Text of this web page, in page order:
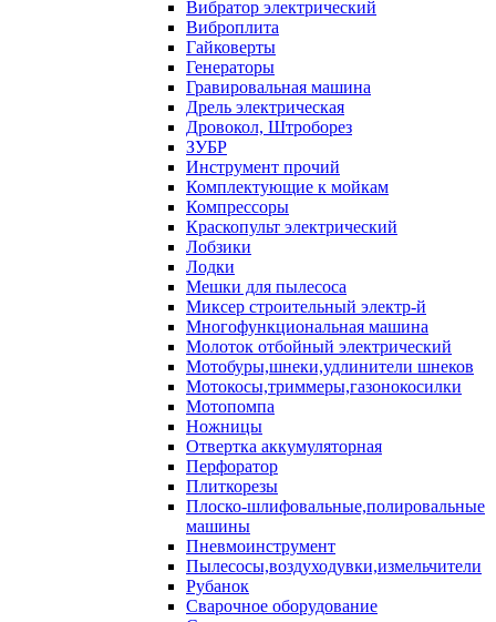
Вибратор электрический
Виброплита
Гайковерты
Генераторы
Гравировальная машина
Дрель электрическая
Дровокол, Штроборез
ЗУБР
Инструмент прочий
Комплектующие к мойкам
Компрессоры
Краскопульт электрический
Лобзики
Лодки
Мешки для пылесоса
Миксер строительный электр-й
Многофункциональная машина
Молоток отбойный электрический
Мотобуры,шнеки,удлинители шнеков
Мотокосы,триммеры,газонокосилки
Мотопомпа
Ножницы
Отвертка аккумуляторная
Перфоратор
Плиткорезы
Плоско-шлифовальные,полировальные
машины
Пневмоинструмент
Пылесосы,воздуходувки,измельчители
Рубанок
Сварочное оборудование